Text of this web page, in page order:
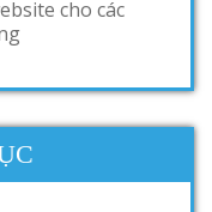
cho các